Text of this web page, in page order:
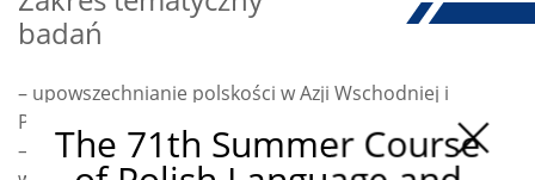
badań
– upowszechnianie polskości w Azji Wschodniej i
Południowej,
– nauczanie języka polskiego jako obcego w regionie
The 71th Summer Course